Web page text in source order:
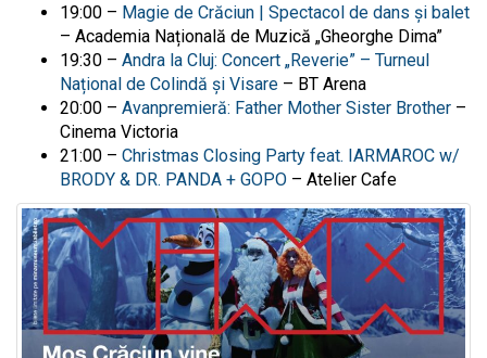
19:00 – Magie de Crăciun | Spectacol de dans și balet
– Academia Națională de Muzică „Gheorghe Dima”
19:30 – Andra la Cluj: Concert „Reverie” – Turneul
Național de Colindă și Visare – BT Arena
20:00 – Avanpremieră: Father Mother Sister Brother –
Cinema Victoria
21:00 – Christmas Closing Party feat. IARMAROC w/
BRODY & DR. PANDA + GOPO – Atelier Cafe